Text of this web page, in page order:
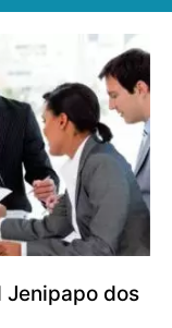
Jenipapo dos